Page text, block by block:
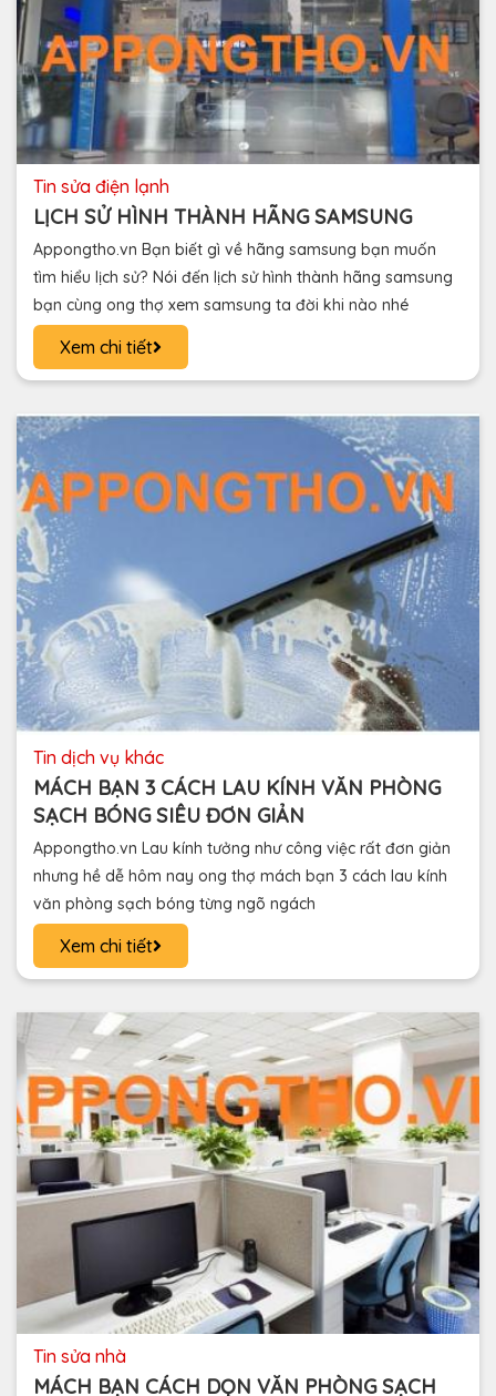
tin sửa điện lạnh
LỊCH SỬ HÌNH THÀNH HÃNG SAMSUNG
Appongtho.vn Bạn biết gì về hãng samsung bạn muốn
tìm hiểu lịch sử? Nói đến lịch sử hình thành hãng samsung
bạn cùng ong thợ xem samsung ta đời khi nào nhé
Xem chi tiết
tin dịch vụ khác
MÁCH BẠN 3 CÁCH LAU KÍNH VĂN PHÒNG
SẠCH BÓNG SIÊU ĐƠN GIẢN
Appongtho.vn Lau kính tưởng như công việc rất đơn giản
nhưng hề dễ hôm nay ong thợ mách bạn 3 cách lau kính
văn phòng sạch bóng từng ngõ ngách
Xem chi tiết
tin sửa nhà
MÁCH BẠN CÁCH DỌN VĂN PHÒNG SẠCH